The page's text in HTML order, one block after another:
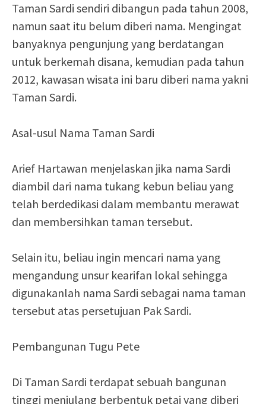
Taman Sardi sendiri dibangun pada tahun 2008,
namun saat itu belum diberi nama. Mengingat
banyaknya pengunjung yang berdatangan
untuk berkemah disana, kemudian pada tahun
2012, kawasan wisata ini baru diberi nama yakni
Taman Sardi.
Asal-usul Nama Taman Sardi
Arief Hartawan menjelaskan jika nama Sardi
diambil dari nama tukang kebun beliau yang
telah berdedikasi dalam membantu merawat
dan membersihkan taman tersebut.
Selain itu, beliau ingin mencari nama yang
mengandung unsur kearifan lokal sehingga
digunakanlah nama Sardi sebagai nama taman
tersebut atas persetujuan Pak Sardi.
Pembangunan Tugu Pete
Di Taman Sardi terdapat sebuah bangunan
tinggi menjulang berbentuk petai yang diberi